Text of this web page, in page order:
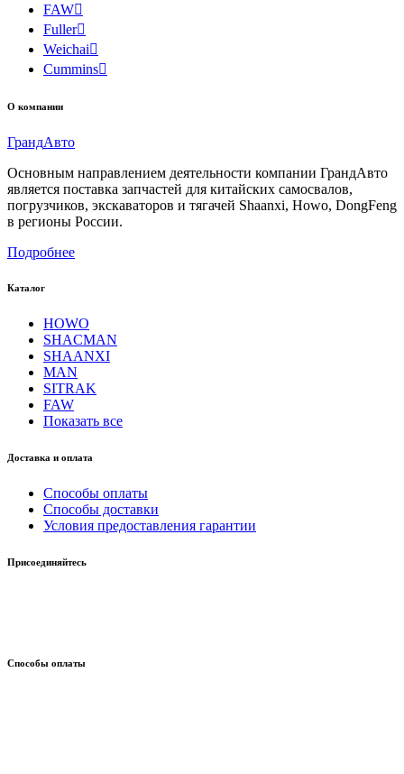
FAW
Fuller
Weichai
Cummins
О компании
ГрандАвто
Основным направлением деятельности компании ГрандАвто
является поставка запчастей для китайских самосвалов,
погрузчиков, экскаваторов и тягачей Shaanxi, Howo, DongFeng
в регионы России.
Подробнее
Каталог
HOWO
SHACMAN
SHAANXI
MAN
SITRAK
FAW
Показать все
Доставка и оплата
Способы оплаты
Способы доставки
Условия предоставления гарантии
Присоединяйтесь
Способы оплаты